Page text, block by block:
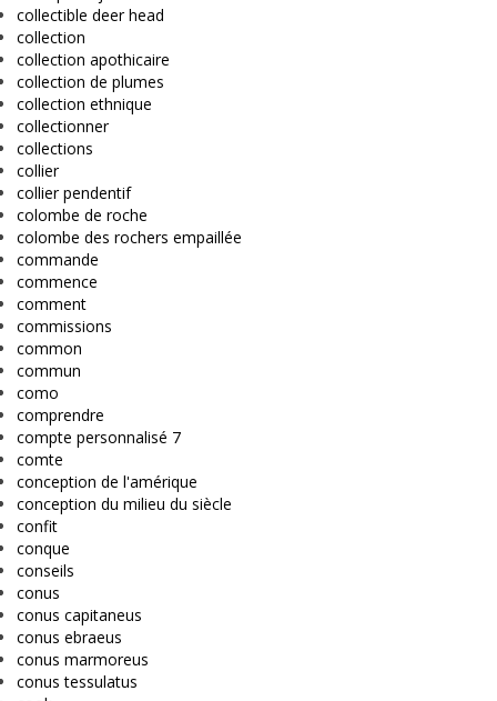
collectible deer head
collection
collection apothicaire
collection de plumes
collection ethnique
collectionner
collections
collier
collier pendentif
colombe de roche
colombe des rochers empaillée
commande
commence
comment
commissions
common
commun
como
comprendre
compte personnalisé 7
comte
conception de l'amérique
conception du milieu du siècle
confit
conque
conseils
conus
conus capitaneus
conus ebraeus
conus marmoreus
conus tessulatus